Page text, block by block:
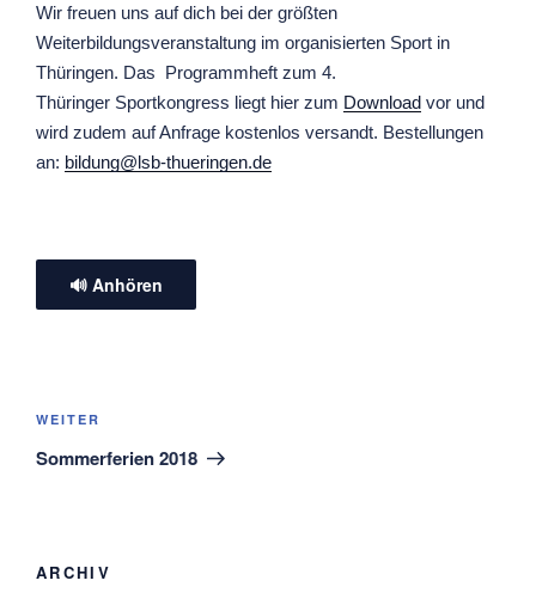
Wir freuen uns auf dich bei der größten
Weiterbildungsveranstaltung im organisierten Sport in
Thüringen. Das Programmheft zum 4.
Thüringer Sportkongress liegt hier zum Download vor und
wird zudem auf Anfrage kostenlos versandt. Bestellungen
an: bildung@lsb-thueringen.de
🔊 Anhören
Nächster
Beitrag
WEITER
Sommerferien 2018
ARCHIV